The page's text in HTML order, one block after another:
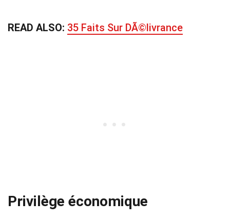
READ ALSO: 35 Faits Sur DÃ©livrance
Privilège économique